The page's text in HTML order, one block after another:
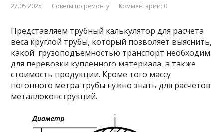
27.05.2025 Советы по ремонту Комментарии: 0
Представляем трубный калькулятор для расчета
веса круглой трубы, который позволяет выяснить,
какой грузоподъемностью транспорт необходим
для перевозки купленного материала, а также
стоимость продукции. Кроме того массу
погонного метра трубы нужно знать для расчетов
металлоконструкций.